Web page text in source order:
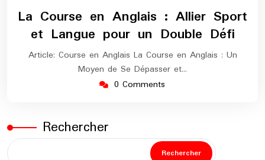
janvier
2025
europe-
marathon
La Course en Anglais : Allier Sport
et Langue pour un Double Défi
Article: Course en Anglais La Course en Anglais : Un
Moyen de Se Dépasser et…
0 Comments
Rechercher
Rechercher